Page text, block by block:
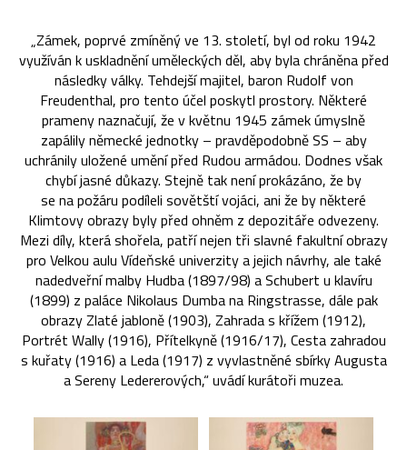
„Zámek, poprvé zmíněný ve 13. století, byl od roku 1942
využíván k uskladnění uměleckých děl, aby byla chráněna před
následky války. Tehdejší majitel, baron Rudolf von
Freudenthal, pro tento účel poskytl prostory. Některé
prameny naznačují, že v květnu 1945 zámek úmyslně
zapálily německé jednotky – pravděpodobně SS – aby
uchránily uložené umění před Rudou armádou. Dodnes však
chybí jasné důkazy. Stejně tak není prokázáno, že by
se na požáru podíleli sovětští vojáci, ani že by některé
Klimtovy obrazy byly před ohněm z depozitáře odvezeny.
Mezi díly, která shořela, patří nejen tři slavné fakultní obrazy
pro Velkou aulu Vídeňské univerzity a jejich návrhy, ale také
nadedveřní malby Hudba (1897/98) a Schubert u klavíru
(1899) z paláce Nikolaus Dumba na Ringstrasse, dále pak
obrazy Zlaté jabloně (1903), Zahrada s křížem (1912),
Portrét Wally (1916), Přítelkyně (1916/17), Cesta zahradou
s kuřaty (1916) a Leda (1917) z vyvlastněné sbírky Augusta
a Sereny Ledererových,“ uvádí kurátoři muzea.